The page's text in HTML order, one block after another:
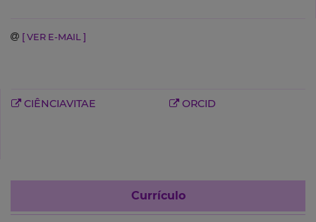
[ VER E-MAIL ]
CIÊNCIAVITAE ORCID
Currículo